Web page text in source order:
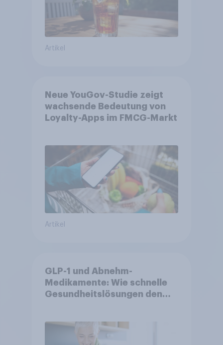
Artikel
Neue YouGov-Studie zeigt
wachsende Bedeutung von
Loyalty-Apps im FMCG-Markt
Artikel
GLP-1 und Abnehm-
Medikamente: Wie schnelle
Gesundheitslösungen den